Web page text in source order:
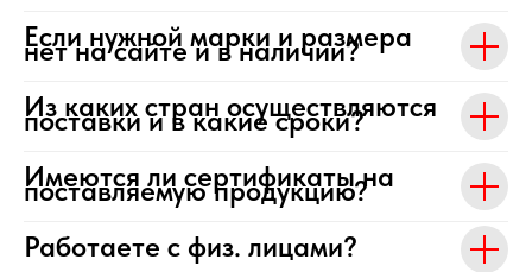
Если нужной марки и размера
нет на сайте и в наличии?
Из каких стран осуществляются
поставки и в какие сроки?
Имеются ли сертификаты на
поставляемую продукцию?
Работаете с физ. лицами?